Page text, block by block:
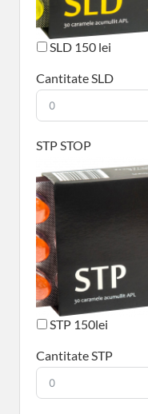
SLD 150 lei
Cantitate SLD
STP STOP
STP 150lei
Cantitate STP